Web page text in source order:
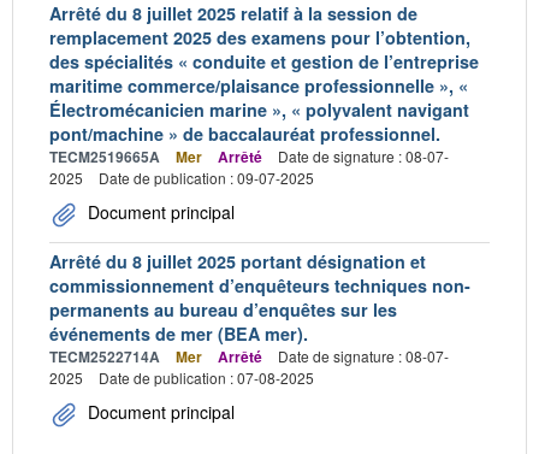
Arrêté du 8 juillet 2025 relatif à la session de
remplacement 2025 des examens pour l’obtention,
des spécialités « conduite et gestion de l’entreprise
maritime commerce/plaisance professionnelle », «
Électromécanicien marine », « polyvalent navigant
pont/machine » de baccalauréat professionnel.
TECM2519665A Mer Arrêté
Date de signature : 08-07-
2025
Date de publication : 09-07-2025
Document principal
Arrêté du 8 juillet 2025 portant désignation et
commissionnement d’enquêteurs techniques non-
permanents au bureau d’enquêtes sur les
événements de mer (BEA mer).
TECM2522714A Mer Arrêté
Date de signature : 08-07-
2025
Date de publication : 07-08-2025
Document principal